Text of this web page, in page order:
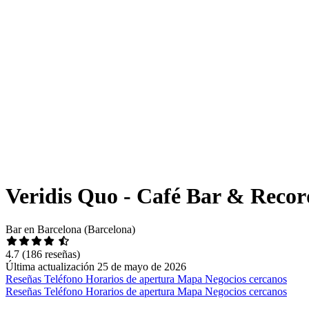
Veridis Quo - Café Bar &
Bar en Barcelona (Barcelona)
4.7 (186 reseñas)
Última actualización 25 de mayo de 2026
Reseñas Teléfono Horarios de apertura Mapa Negocios cercanos
Reseñas Teléfono Horarios de apertura Mapa Negocios cercanos